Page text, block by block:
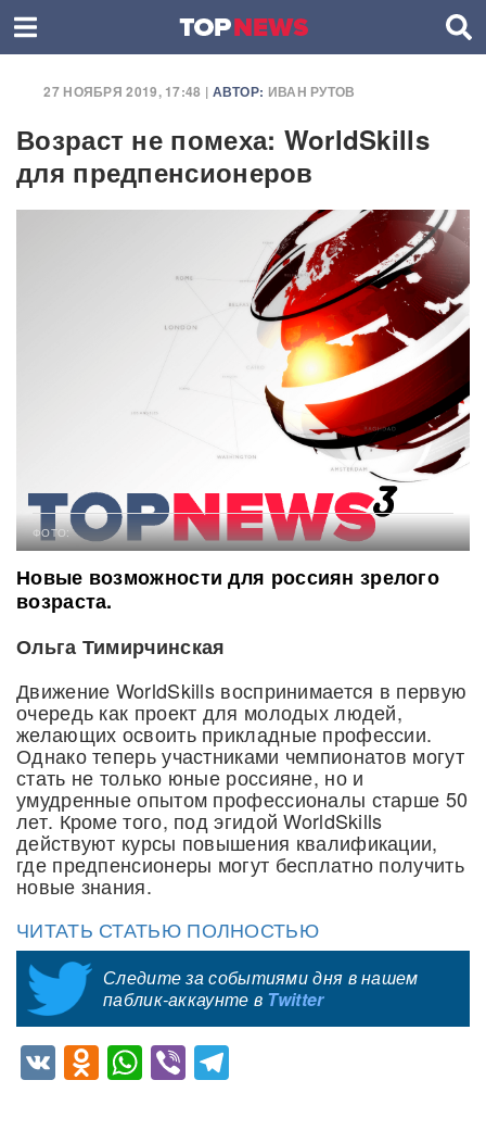
27 НОЯБРЯ 2019, 17:48 | АВТОР: ИВАН РУТОВ
Возраст не помеха: WorldSkills
для предпенсионеров
ФОТО:
Новые возможности для россиян зрелого
возраста.
Ольга Тимирчинская
Движение WorldSkills воспринимается в первую
очередь как проект для молодых людей,
желающих освоить прикладные профессии.
Однако теперь участниками чемпионатов могут
стать не только юные россияне, но и
умудренные опытом профессионалы старше 50
лет. Кроме того, под эгидой WorldSkills
действуют курсы повышения квалификации,
где предпенсионеры могут бесплатно получить
новые знания.
ЧИТАТЬ СТАТЬЮ ПОЛНОСТЬЮ
Следите за событиями дня в нашем
паблик-аккаунте в Twitter
VKOdnoklassniki
WhatsApp
Viber